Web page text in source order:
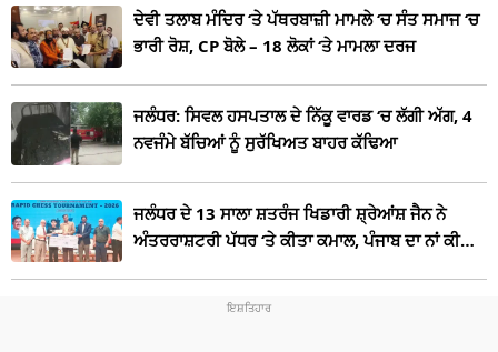
ਦੇਵੀ ਤਲਾਬ ਮੰਦਿਰ ‘ਤੇ ਪੱਥਰਬਾਜ਼ੀ ਮਾਮਲੇ ‘ਚ ਸੰਤ ਸਮਾਜ ‘ਚ
ਭਾਰੀ ਰੋਸ਼, CP ਬੋਲੇ – 18 ਲੋਕਾਂ ‘ਤੇ ਮਾਮਲਾ ਦਰਜ
ਜਲੰਧਰ: ਸਿਵਲ ਹਸਪਤਾਲ ਦੇ ਨਿੱਕੂ ਵਾਰਡ ‘ਚ ਲੱਗੀ ਅੱਗ, 4
ਨਵਜੰਮੇ ਬੱਚਿਆਂ ਨੂੰ ਸੁਰੱਖਿਅਤ ਬਾਹਰ ਕੱਢਿਆ
ਜਲੰਧਰ ਦੇ 13 ਸਾਲਾ ਸ਼ਤਰੰਜ ਖਿਡਾਰੀ ਸ਼੍ਰੇਆਂਸ਼ ਜੈਨ ਨੇ
ਅੰਤਰਰਾਸ਼ਟਰੀ ਪੱਧਰ ‘ਤੇ ਕੀਤਾ ਕਮਾਲ, ਪੰਜਾਬ ਦਾ ਨਾਂ ਕੀਤਾ